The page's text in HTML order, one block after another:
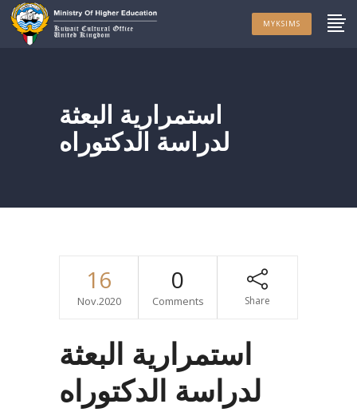
MYKSIMS
استمرارية البعثة
لدراسة الدكتوراه
16
Nov.2020
0
Comments Share
استمرارية البعثة
لدراسة الدكتوراه